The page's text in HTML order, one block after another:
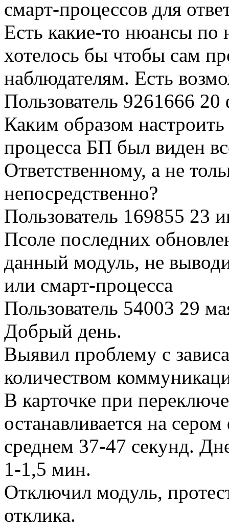
смарт-процессов для
Есть какие-то нюансы по
хотелось бы чтобы сам
наблюдателям. Есть
Пользователь 9261666 20
Каким образом
процесса БП был виден
Ответственному, а не
непосредственно?
Пользователь 169855 23
Псоле последних
данный модуль, не
или смарт-процесса
Пользователь 54003 29
Добрый день.
Выявил проблему с
количеством
В карточке при
останавливается на
среднем 37-47 секунд.
1-1,5 мин.
Отключил модуль,
отклика.